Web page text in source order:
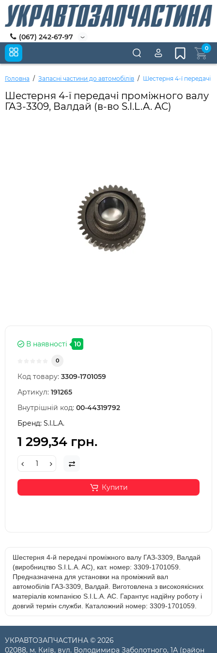
(067) 242-67-97
0
Головна Запасні частини до автомобілів Шестерня 4-ї передачі
Шестерня 4-ї передачі проміжного валу
ГАЗ-3309, Валдай (в-во S.I.L.A. AC)
В наявності 10
0
Код товару: 3309-1701059
Артикул: 191265
Внутрішній код: 00-44319792
Бренд: S.I.L.A.
1 299,34 грн.
Купити
Шестерня 4-й передачі проміжного валу ГАЗ-3309, Валдай
(виробництво S.I.L.A. AC), кат. номер: 3309-1701059.
Предназначена для установки на проміжний вал
автомобілів ГАЗ-3309, Валдай. Виготовлена з високоякісних
матеріалів компанією S.I.L.A. AC. Гарантує надійну роботу і
довгий термін служби. Каталожний номер: 3309-1701059.
УКРАВТОЗАПЧАСТИНА © 2026
02088, м. Київ, вул. Володимира Заболотного, 1А (район